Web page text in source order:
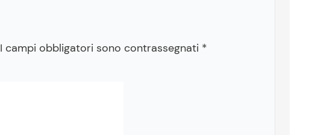
I campi obbligatori sono contrassegnati *